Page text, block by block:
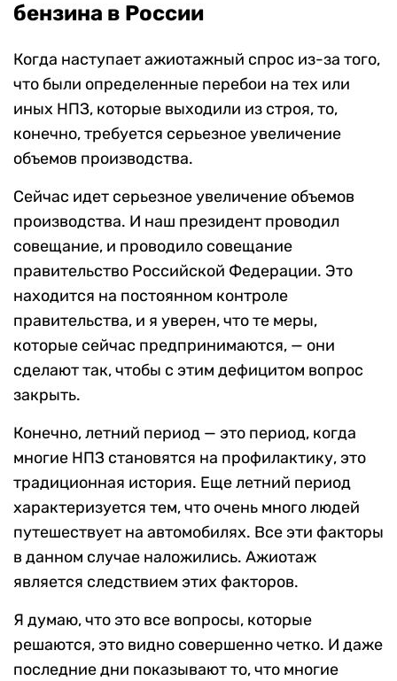
бензина в России
Когда наступает ажиотажный спрос из-за того,
что были определенные перебои на тех или
иных НПЗ, которые выходили из строя, то,
конечно, требуется серьезное увеличение
объемов производства.
Сейчас идет серьезное увеличение объемов
производства. И наш президент проводил
совещание, и проводило совещание
правительство Российской Федерации. Это
находится на постоянном контроле
правительства, и я уверен, что те меры,
которые сейчас предпринимаются, — они
сделают так, чтобы с этим дефицитом вопрос
закрыть.
Конечно, летний период — это период, когда
многие НПЗ становятся на профилактику, это
традиционная история. Еще летний период
характеризуется тем, что очень много людей
путешествует на автомобилях. Все эти факторы
в данном случае наложились. Ажиотаж
является следствием этих факторов.
Я думаю, что это все вопросы, которые
решаются, это видно совершенно четко. И даже
последние дни показывают то, что многие